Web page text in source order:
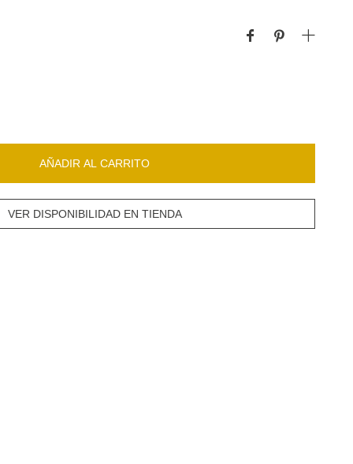
AÑADIR AL CARRITO
VER DISPONIBILIDAD EN TIENDA